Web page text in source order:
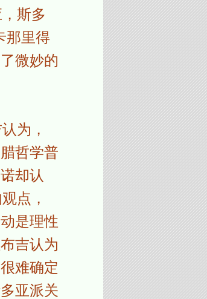
斯多
那里得
微妙的
为，
哲学普
却认
点，
是理性
吉认为
难确定
亚派关